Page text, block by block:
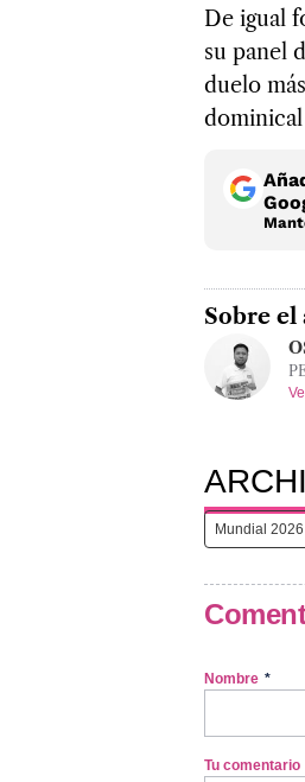
De igual
su panel
duelo
Sobre el
Mundial 2026
Nombre *
Tu comentario